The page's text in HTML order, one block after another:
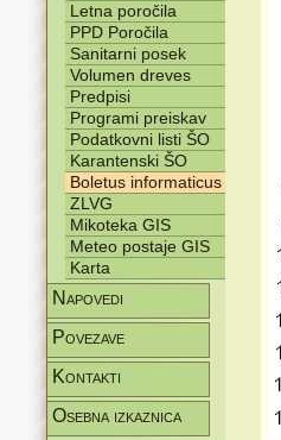
Letna poročila
PPD Poročila
Sanitarni posek
Volumen dreves
Predpisi
Programi preiskav
Podatkovni listi ŠO
Karantenski ŠO
Boletus informaticus
ZLVG
Mikoteka GIS
Meteo postaje GIS
Karta
Napovedi
Povezave
Kontakti
Osebna izkaznica